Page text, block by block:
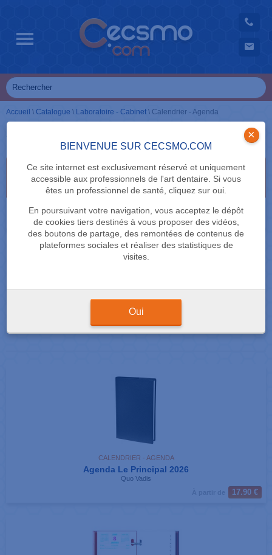
BIENVENUE SUR CECSMO.COM
Ce site internet est exclusivement réservé et uniquement
accessible aux professionnels de l'art dentaire. Si vous
êtes un professionnel de santé, cliquez sur oui.
En poursuivant votre navigation, vous acceptez le dépôt
de cookies tiers destinés à vous proposer des vidéos,
des boutons de partage, des remontées de contenus de
plateformes sociales et réaliser des statistiques de
visites.
×
Oui
Accueil \ Catalogue \ Laboratoire - Cabinet \ Calendrier - Agenda
Sélectionnez vos critères de recherche en cliquant
dessus
MARQUE
CALENDRIER - AGENDA
Agenda Le Principal 2026
Quo Vadis
17.90 €